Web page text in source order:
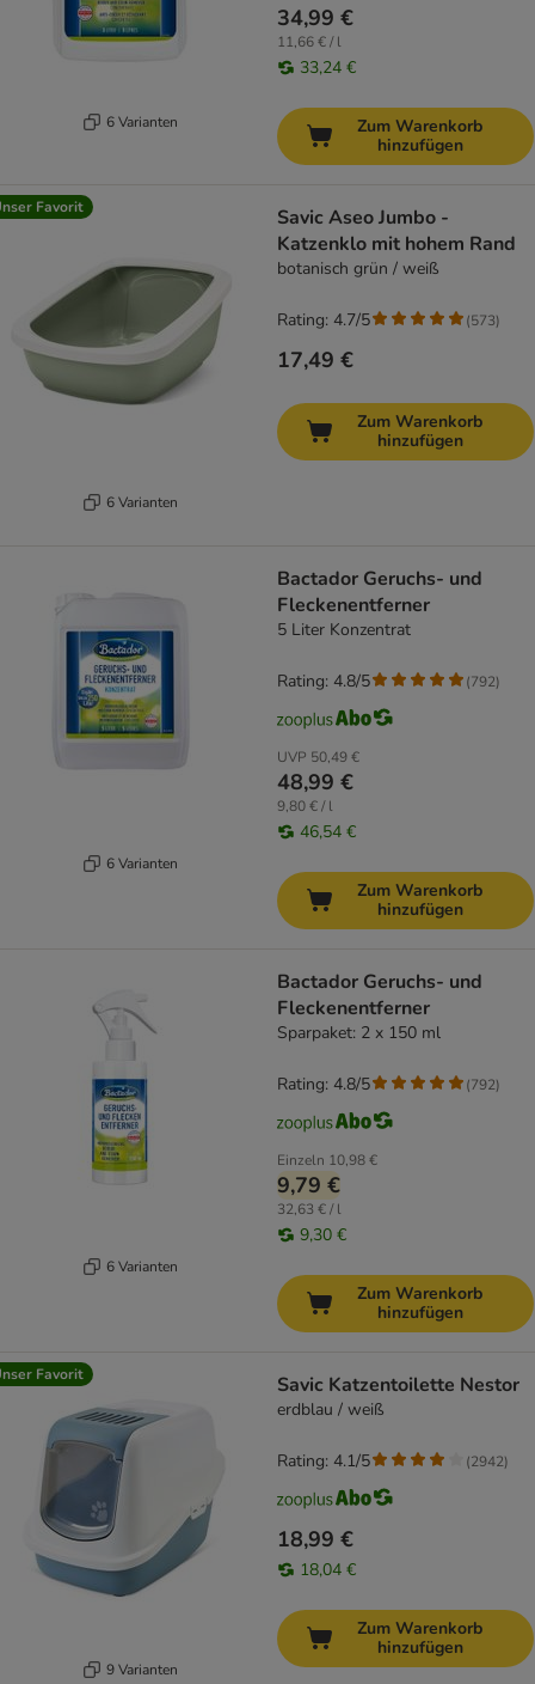
6 Varianten
34,99 €
11,66 € / l
33,24 €
Zum Warenkorb
hinzufügen
Favorit
6 Varianten
Savic Aseo Jumbo -
Katzenklo mit hohem Rand
botanisch grün / weiß
17,49 €
Rating: 4.7/5 (573)
Zum Warenkorb
hinzufügen
6 Varianten
Bactador Geruchs- und
Fleckenentferner
5 Liter Konzentrat
UVP 50,49 €
48,99 €
9,80 € / l
46,54 €
Rating: 4.8/5 (792)
Zum Warenkorb
hinzufügen
6 Varianten
Bactador Geruchs- und
Fleckenentferner
Sparpaket: 2 x 150 ml
Einzeln 10,98 €
9,79 €
32,63 € / l
9,30 €
Rating: 4.8/5 (792)
Zum Warenkorb
hinzufügen
Favorit
9 Varianten
Savic Katzentoilette Nestor
erdblau / weiß
18,99 €
18,04 €
Rating: 4.1/5 (2942)
Zum Warenkorb
hinzufügen